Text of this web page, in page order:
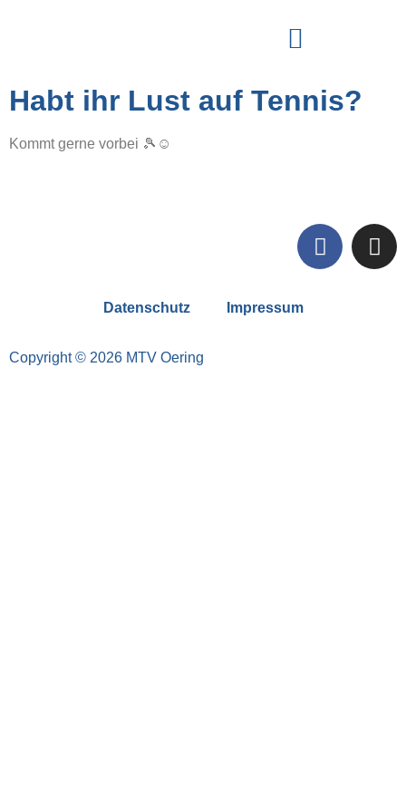
Habt ihr Lust auf Tennis?
Kommt gerne vorbei 🎾☺️
Copyright © 2026 MTV Oering
Datenschutz Impressum